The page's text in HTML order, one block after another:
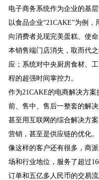
电子商务系统作为企业的基层
以食品企业“21CAKE”为例
向消费者兑现完美蛋糕、使
本销售端门店消失，取而代
应；系统对中央厨房食材、
程的超强时间掌控力。
作为21CAKE的电商解决方
前、售中、售后一整套的解
甚至用互联网的综合解决方
营销，甚至是供应链的优化。
像这样的客户还有很多，商
场和行业地位，服务了超过
订单和五亿多人民币的交易